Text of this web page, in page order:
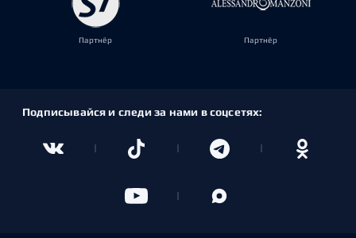
Партнёр Партнёр
Подписывайся и следи за нами в соцсетях: